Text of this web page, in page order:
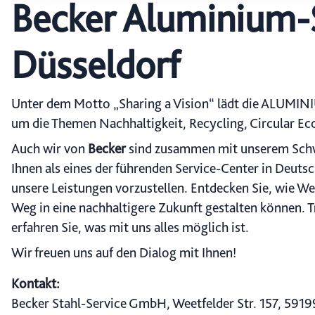
wählen, stehen Ihnen
können Ihre Einwilligung
Becker
Düsseldorf
Unter dem Motto „Sharing a Vision“ lädt die
um die Themen Nachhaltigkeit, Recycling, Circular
Auch wir von Beckersind zusammen mit unserem
Ihnen als eines der führenden Service-Center in
unsere Leistungen vorzustellen. Entdecken Sie, wie
Weg in eine nachhaltigere Zukunft gestalten können.
erfahren Sie, was mit uns alles möglich ist.
Wir freuen uns auf den Dialog mit Ihnen!
Kontakt:
Becker Stahl-Service GmbH, Weetfelder Str. 157,